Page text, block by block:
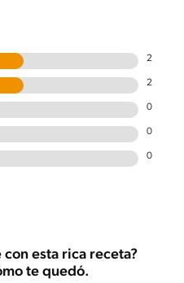
2
2
0
0
0
esta rica receta?
te quedó.